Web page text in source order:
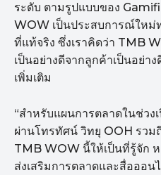
ระดับ ตามรูปแบบของ
WOW เป็นประสบการณ์ใหม่
ที่แท้จริง ซึ่งเราคิดว่า TMB
เป็นอย่างดีจากลูกค้าเป็นอย่า
เพิ่มเติม
“สำหรับแผนการตลาดในช่วง
ผ่านโทรทัศน์ วิทยุ OOH รวม
TMB WOW นี้ให้เป็นที่รู้จัก
ส่งเสริมการตลาดและสื่อออน